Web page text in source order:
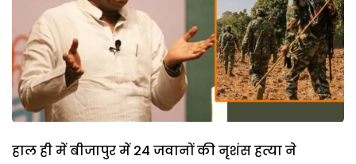
हाल ही में बीजापुर में 24 जवानों की नृशंस हत्या ने